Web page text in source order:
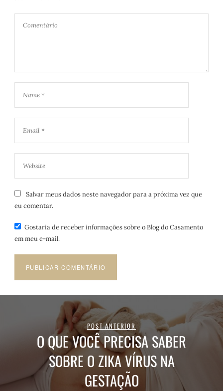
Salvar meus dados neste navegador para a próxima vez que
eu comentar.
Gostaria de receber informações sobre o Blog do Casamento
em meu e-mail.
POST ANTERIOR
O QUE VOCÊ PRECISA SABER
SOBRE O ZIKA VÍRUS NA
GESTAÇÃO